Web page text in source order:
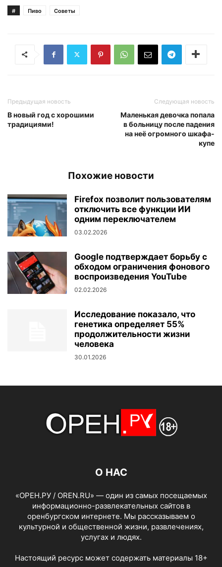
# Пиво Советы
Предыдущая новость
В новый год с хорошими
традициями!
Следующая новость
Маленькая девочка попала
в больницу после падения
на неё огромного шкафа-
купе
Похожие новости
Firefox позволит пользователям
отключить все функции ИИ
одним переключателем
03.02.2026
Google подтверждает борьбу с
обходом ограничения фонового
воспроизведения YouTube
02.02.2026
Исследование показало, что
генетика определяет 55%
продолжительности жизни
человека
30.01.2026
О НАС
«ОРЕН.РУ / OREN.RU» — один из самых посещаемых
информационно-развлекательных сайтов в
оренбургском интернете. Мы рассказываем о
культурной и общественной жизни, развлечениях,
услугах и людях.
Настоящий ресурс может содержать материалы 18+